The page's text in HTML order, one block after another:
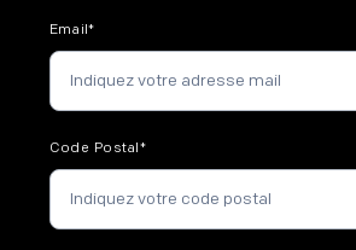
Email*
Code Postal*